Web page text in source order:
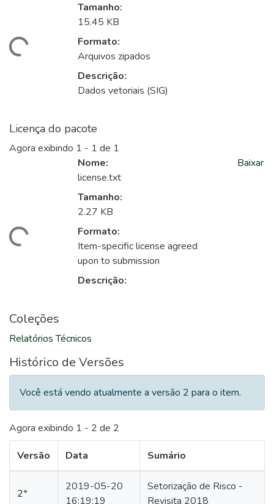
Tamanho:
15.45 KB
Formato:
Arquivos zipados
Descrição:
Dados vetoriais (SIG)
Licença do pacote
Agora exibindo 1 - 1 de 1
Nome:
license.txt
Tamanho:
2.27 KB
Formato:
Item-specific license agreed
upon to submission
Descrição:
Baixar
Coleções
Relatórios Técnicos
Histórico de Versões
Você está vendo atualmente a versão 2 para o item.
Agora exibindo 1 - 2 de 2
Versão Data Sumário
2*
2019-05-20
16:19:19
Setorização de Risco -
Revisita 2018